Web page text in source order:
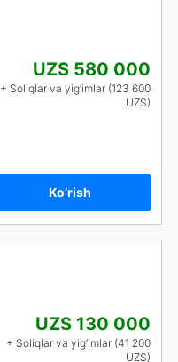
UZS 580 000
+ Soliqlar va yig‘imlar (123 600
UZS)
Ko’rish
UZS 130 000
+ Soliqlar va yig‘imlar (41 200
UZS)